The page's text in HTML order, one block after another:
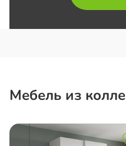
Мебель из